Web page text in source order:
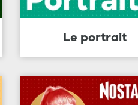
Le portrait